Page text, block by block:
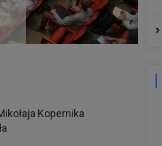
Kopernika